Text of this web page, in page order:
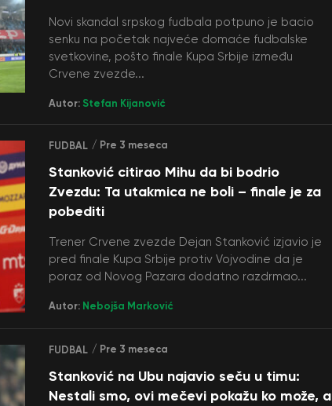
Novi skandal srpskog fudbala potpuno je bacio
senku na početak najveće domaće fudbalske
svetkovine, pošto finale Kupa Srbije između
Crvene zvezde...
Autor: Stefan Kijanović
FUDBAL / Pre 3 meseca
Stanković citirao Mihu da bi bodrio
Zvezdu: Ta utakmica ne boli – finale je za
pobediti
Trener Crvene zvezde Dejan Stanković izjavio je
pred finale Kupa Srbije protiv Vojvodine da je
poraz od Novog Pazara dodatno razdrmao...
Autor: Nebojša Marković
FUDBAL / Pre 3 meseca
Stanković na Ubu najavio seču u timu:
Nestali smo, ovi mečevi pokažu ko može, a